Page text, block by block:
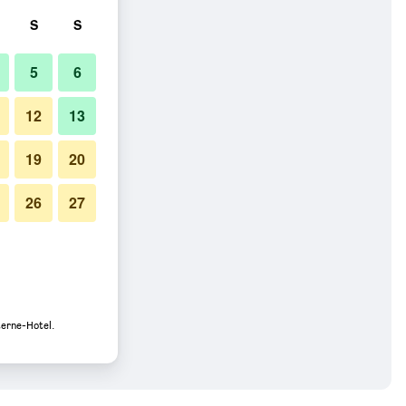
S S
5 6
12 13
19 20
26 27
Hotel.